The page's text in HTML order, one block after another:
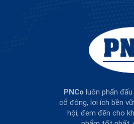
PNCo luôn phấn
cổ đông, lợi ích bền
hội, đem đến cho